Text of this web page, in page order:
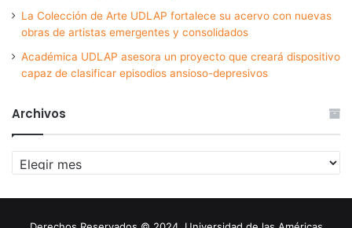
La Colección de Arte UDLAP fortalece su acervo con nuevas
obras de artistas emergentes y consolidados
Académica UDLAP asesora un proyecto que creará dispositivo
capaz de clasificar episodios ansioso-depresivos
Archivos
Archivos